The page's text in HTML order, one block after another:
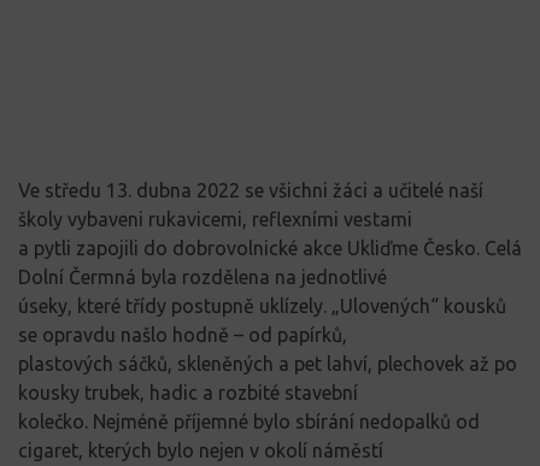
Ve středu 13. dubna 2022 se všichni žáci a učitelé naší
školy vybaveni rukavicemi reflexními vestami
a pytli zapojili do dobrovolnické akce Ukliďme Česko. Celá
Dolní Čermná byla rozdělena na jednotlivé
úseky, které třídy postupně uklízely. Ulovených“ kousků
se opravdu našlo hodně – od papírků,
plastových sáčků, skleněných a pet lahví, plechovek až po
kousky trubek, hadic a rozbité stavební
kolečko. Nejméně příjemné bylo sbírání nedopalků od
cigaret, kterých bylo nejen v okolí náměstí